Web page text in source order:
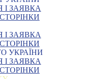
ЗАЯВКА
ЗАЯВКА
УКРАЇНИ
ЗАЯВКА